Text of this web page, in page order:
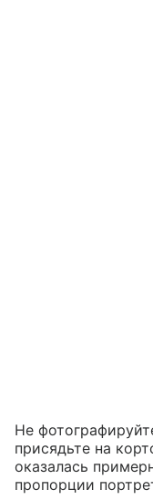
Не
присядьте на
оказалась
пропорции